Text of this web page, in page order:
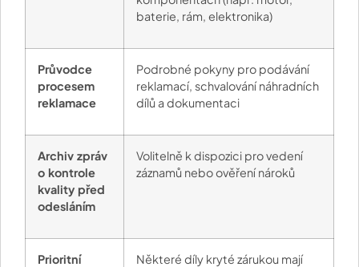
baterie, rám, elektronika)
Průvodce
procesem
reklamace
Podrobné pokyny pro podávání
reklamací, schvalování náhradních
dílů a dokumentaci
Archiv zpráv
o kontrole
kvality před
odesláním
Volitelně k dispozici pro vedení
záznamů nebo ověření nároků
Prioritní
Některé díly kryté zárukou mají